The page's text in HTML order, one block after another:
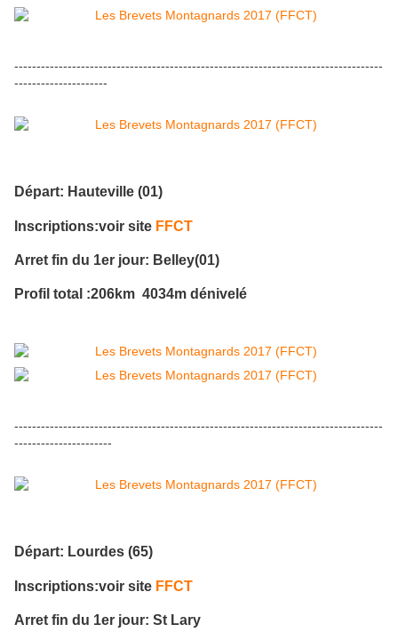
-----------------------------------------------------------------------------------
---------------------
Départ: Hauteville (01)
Inscriptions:voir site FFCT
Arret fin du 1er jour: Belley(01)
Profil total :206km 4034m dénivelé
-----------------------------------------------------------------------------------
----------------------
Départ: Lourdes (65)
Inscriptions:voir site FFCT
Arret fin du 1er jour: St Lary